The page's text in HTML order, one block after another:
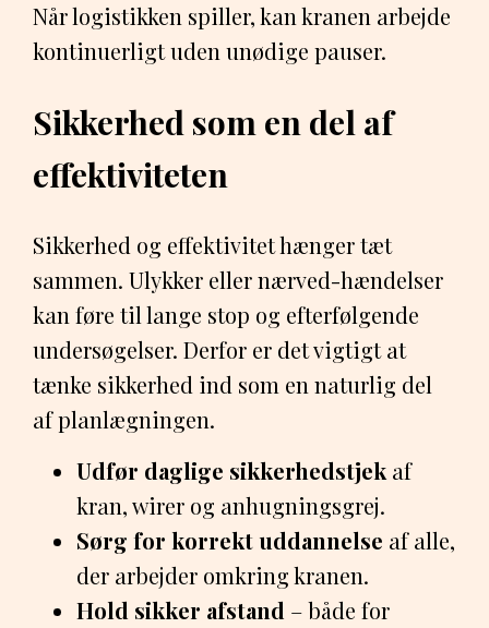
Når logistikken spiller, kan kranen arbejde
kontinuerligt uden unødige pauser.
Sikkerhed som en del af
effektiviteten
Sikkerhed og effektivitet hænger tæt
sammen. Ulykker eller nærved-hændelser
kan føre til lange stop og efterfølgende
undersøgelser. Derfor er det vigtigt at
tænke sikkerhed ind som en naturlig del
af planlægningen.
Udfør daglige sikkerhedstjek af
kran, wirer og anhugningsgrej.
Sørg for korrekt uddannelse af alle,
der arbejder omkring kranen.
Hold sikker afstand – både for